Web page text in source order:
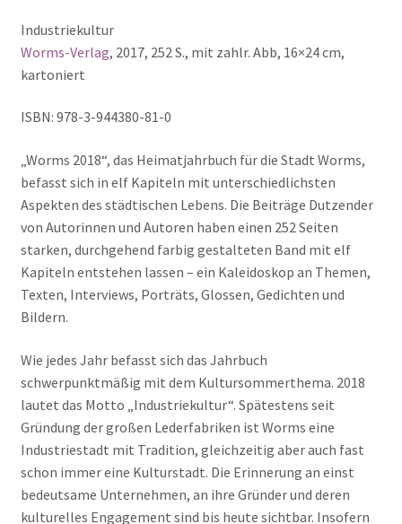
Industriekultur
Worms-Verlag, 2017, 252 S., mit zahlr. Abb, 16×24 cm,
kartoniert
ISBN: 978-3-944380-81-0
„Worms 2018“, das Heimatjahrbuch für die Stadt Worms,
befasst sich in elf Kapiteln mit unterschiedlichsten
Aspekten des städtischen Lebens. Die Beiträge Dutzender
von Autorinnen und Autoren haben einen 252 Seiten
starken, durchgehend farbig gestalteten Band mit elf
Kapiteln entstehen lassen – ein Kaleidoskop an Themen,
Texten, Interviews, Porträts, Glossen, Gedichten und
Bildern.
Wie jedes Jahr befasst sich das Jahrbuch
schwerpunktmäßig mit dem Kultursommerthema. 2018
lautet das Motto „Industriekultur“. Spätestens seit
Gründung der großen Lederfabriken ist Worms eine
Industriestadt mit Tradition, gleichzeitig aber auch fast
schon immer eine Kulturstadt. Die Erinnerung an einst
bedeutsame Unternehmen, an ihre Gründer und deren
kulturelles Engagement sind bis heute sichtbar. Insofern